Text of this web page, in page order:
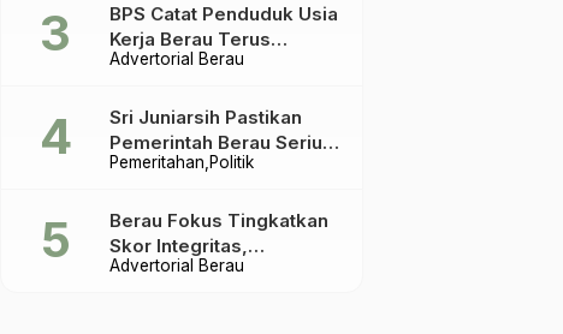
Advertorial Berau
BPS Catat Penduduk Usia
Kerja Berau Terus
Meningkat Dua Tahun
Pemeritahan Politik
Sri Juniarsih Pastikan
Pemerintah Berau Serius
Tangani Reboisasi dan
Advertorial Berau
Berau Fokus Tingkatkan
Skor Integritas,
Rekomendasi KPK Jadi